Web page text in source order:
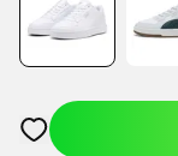
Åbner en Modal